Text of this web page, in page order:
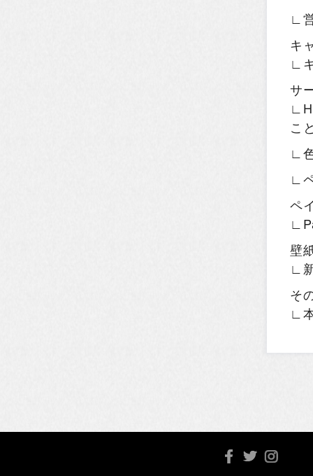
∟
キ
∟
サ
こ
∟
∟
ペ
壁
∟
そ
∟